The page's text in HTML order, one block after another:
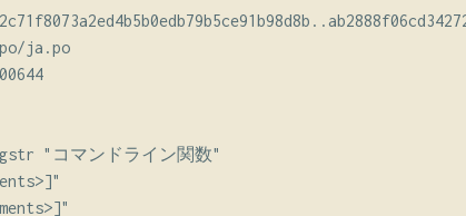
ja.po
"コマンドライン関数"